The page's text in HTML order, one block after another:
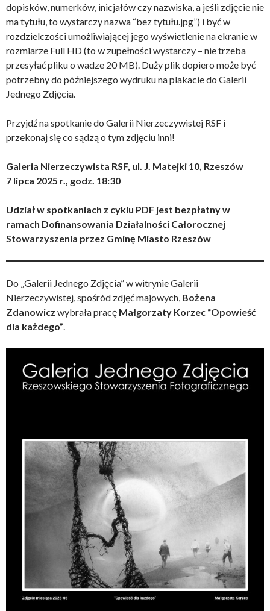
dopisków, numerków, inicjałów czy nazwiska, a jeśli zdjęcie nie
ma tytułu, to wystarczy nazwa “bez tytułu.jpg”) i być w
rozdzielczości umożliwiającej jego wyświetlenie na ekranie w
rozmiarze Full HD (to w zupełności wystarczy – nie trzeba
przesyłać pliku o wadze 20 MB). Duży plik dopiero może być
potrzebny do późniejszego wydruku na plakacie do Galerii
Jednego Zdjęcia.
Przyjdź na spotkanie do Galerii Nierzeczywistej RSF i
przekonaj się co sądzą o tym zdjęciu inni!
Galeria Nierzeczywista RSF, ul. J. Matejki 10, Rzeszów
7 lipca 2025 r., godz. 18:30
Udział w spotkaniach z cyklu PDF jest bezpłatny w
ramach Dofinansowania Działalności Całorocznej
Stowarzyszenia przez Gminę Miasto Rzeszów
Do „Galerii Jednego Zdjęcia” w witrynie Galerii
Nierzeczywistej, spośród zdjęć majowych, Bożena
Zdanowicz wybrała pracę Małgorzaty Korzec “Opowieść
dla każdego”.